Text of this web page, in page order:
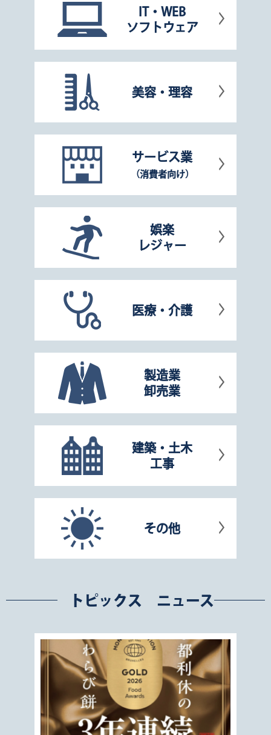
IT・WEB
ソフトウェア
美容・理容
サービス業
（消費者向け）
娯楽
レジャー
医療・介護
製造業
卸売業
建築・土木
工事
その他
トピックス ニュース